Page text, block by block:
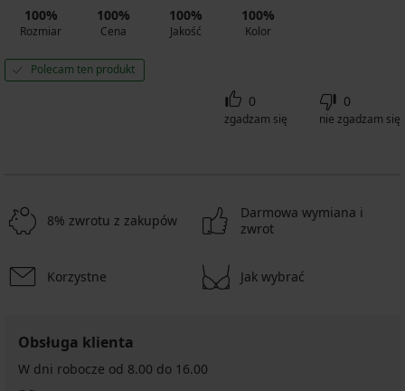
100%
Rozmiar
100%
Cena
100%
Jakość
100%
Kolor
Polecam ten produkt
0
zgadzam się
0
nie zgadzam się
8% zwrotu z zakupów
Darmowa wymiana i
zwrot
Korzystne Jak wybrać
Obsługa klienta
W dni robocze od 8.00 do 16.00